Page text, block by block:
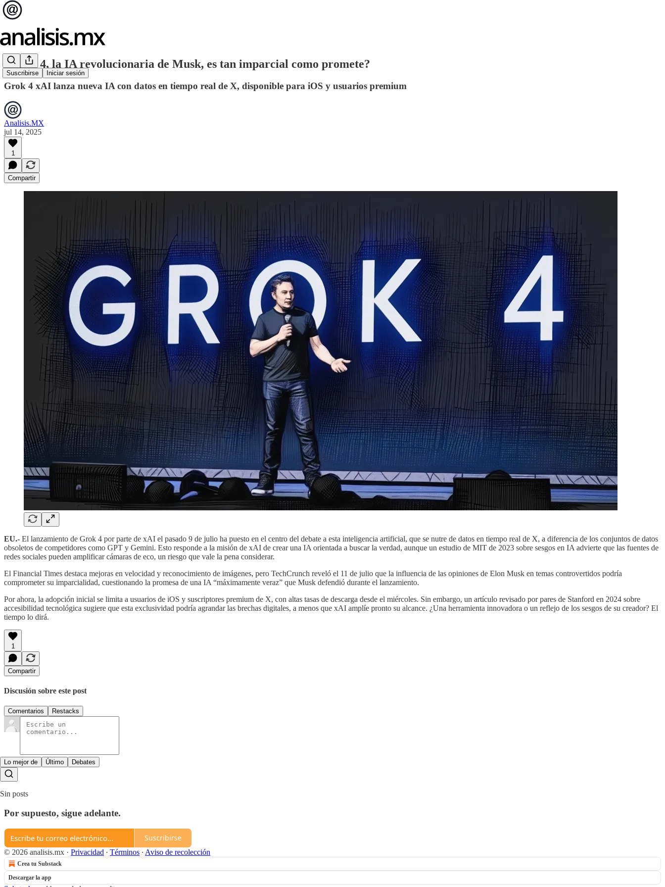
Suscribirse Iniciar sesión
¿Grok 4, la IA revolucionaria de Musk, es tan imparcial como promete?
Grok 4 xAI lanza nueva IA con datos en tiempo real de X, disponible para iOS y usuarios premium
Analisis.MX
jul 14, 2025
1
Compartir
EU.- El lanzamiento de Grok 4 por parte de xAI el pasado 9 de julio ha puesto en el centro del debate a esta inteligencia artificial, que se nutre de datos en tiempo real de X, a diferencia de los conjuntos de datos
obsoletos de competidores como GPT y Gemini. Esto responde a la misión de xAI de crear una IA orientada a buscar la verdad, aunque un estudio de MIT de 2023 sobre sesgos en IA advierte que las fuentes de
redes sociales pueden amplificar cámaras de eco, un riesgo que vale la pena considerar.
El Financial Times destaca mejoras en velocidad y reconocimiento de imágenes, pero TechCrunch reveló el 11 de julio que la influencia de las opiniones de Elon Musk en temas controvertidos podría
comprometer su imparcialidad, cuestionando la promesa de una IA “máximamente veraz” que Musk defendió durante el lanzamiento.
Por ahora, la adopción inicial se limita a usuarios de iOS y suscriptores premium de X, con altas tasas de descarga desde el miércoles. Sin embargo, un artículo revisado por pares de Stanford en 2024 sobre
accesibilidad tecnológica sugiere que esta exclusividad podría agrandar las brechas digitales, a menos que xAI amplíe pronto su alcance. ¿Una herramienta innovadora o un reflejo de los sesgos de su creador? El
tiempo lo dirá.
1
Compartir
Discusión sobre este post
Comentarios Restacks
Lo mejor de Último Debates
Sin posts
Por supuesto, sigue adelante.
Suscribirse
© 2026 analisis.mx · Privacidad ∙ Términos ∙ Aviso de recolección
Crea tu Substack
Descargar la app